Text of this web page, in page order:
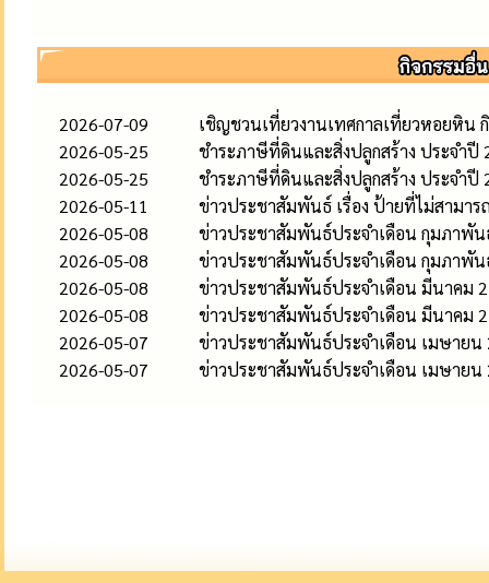
2026-07-09
เชิญชวนเที่ยวงานเทศกาลเที่ยวหอยหิน
2026-05-25
ชำระภาษีที่ดินและสิ่งปลูกสร้าง ประจำปี
2026-05-25
ชำระภาษีที่ดินและสิ่งปลูกสร้าง ประจำปี
2026-05-11
ข่าวประชาสัมพันธ์ เรื่อง ป้ายที่ไม่สามา
2026-05-08
ข่าวประชาสัมพันธ์ประจำเดือน กุมภาพัน
2026-05-08
ข่าวประชาสัมพันธ์ประจำเดือน กุมภาพัน
2026-05-08
ข่าวประชาสัมพันธ์ประจำเดือน มีนาคม
2026-05-08
ข่าวประชาสัมพันธ์ประจำเดือน มีนาคม
2026-05-07
ข่าวประชาสัมพันธ์ประจำเดือน เมษายน
2026-05-07
ข่าวประชาสัมพันธ์ประจำเดือน เมษายน